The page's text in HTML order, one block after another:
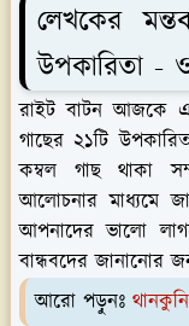
লেখকের
উপকারিতা -
রাইট বাটন আজকে
গাছের ২১টি
কম্বল গাছ থাকা
আলোচনার মাধ্যমে
আপনাদের ভালো
বান্ধবদের জানানোর
আরো পড়ুনঃ